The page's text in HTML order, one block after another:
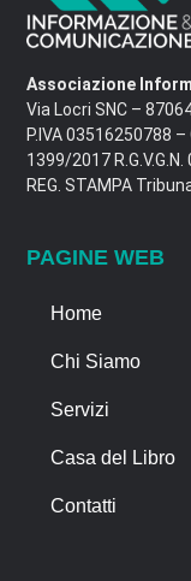
Associazione
Via Locri SNC –
P.IVA 03516250788
1399/2017
REG. STAMPA
PAGINE WEB
Home
Chi Siamo
Servizi
Casa del Libro
Contatti